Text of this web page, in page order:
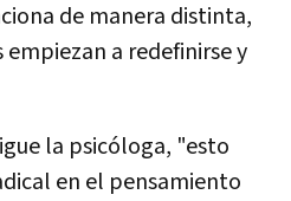
de manera distinta,
a redefinirse y
la psicóloga, "esto
en el pensamiento